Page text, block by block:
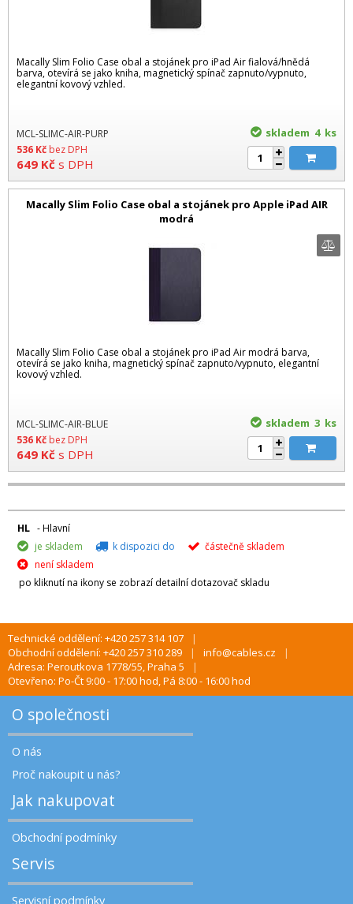
Macally Slim Folio Case obal a stojánek pro iPad Air fialová/hnědá
barva, otevírá se jako kniha, magnetický spínač zapnuto/vypnuto,
elegantní kovový vzhled.
skladem 4 ks
MCL-SLIMC-AIR-PURP
536 Kč bez DPH
649 Kč s DPH
Macally Slim Folio Case obal a stojánek pro Apple iPad AIR
modrá
Macally Slim Folio Case obal a stojánek pro iPad Air modrá barva,
otevírá se jako kniha, magnetický spínač zapnuto/vypnuto, elegantní
kovový vzhled.
skladem 3 ks
MCL-SLIMC-AIR-BLUE
536 Kč bez DPH
649 Kč s DPH
HL - Hlavní
je skladem
k dispozici do
částečně skladem
není skladem
po kliknutí na ikony se zobrazí detailní dotazovač skladu
Technické oddělení: +420 257 314 107
Obchodní oddělení: +420 257 310 289
info@cables.cz
Adresa: Peroutkova 1778/55, Praha 5
Otevřeno: Po-Čt 9:00 - 17:00 hod, Pá 8:00 - 16:00 hod
O společnosti
O nás
Proč nakoupit u nás?
Jak nakupovat
Obchodní podmínky
Servis
Servisní podmínky